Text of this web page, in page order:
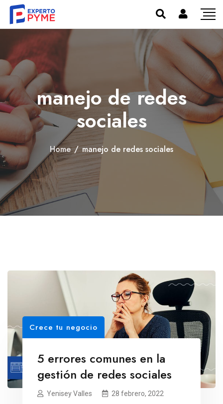
manejo de redes
sociales
Home / manejo de redes sociales
Crece tu negocio
5 errores comunes en la
gestión de redes sociales
Yenisey Valles
28 febrero, 2022